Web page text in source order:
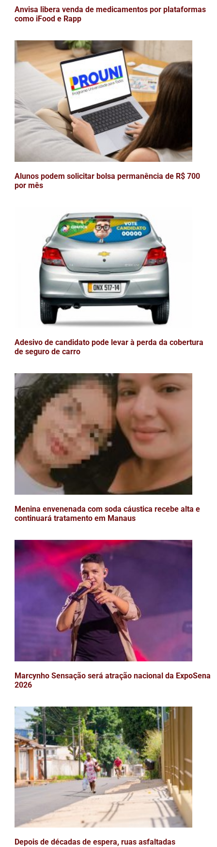
Anvisa libera venda de medicamentos por plataformas
como iFood e Rapp
Alunos podem solicitar bolsa permanência de R$ 700
por mês
Adesivo de candidato pode levar à perda da cobertura
de seguro de carro
Menina envenenada com soda cáustica recebe alta e
continuará tratamento em Manaus
Marcynho Sensação será atração nacional da ExpoSena
2026
Depois de décadas de espera, ruas asfaltadas